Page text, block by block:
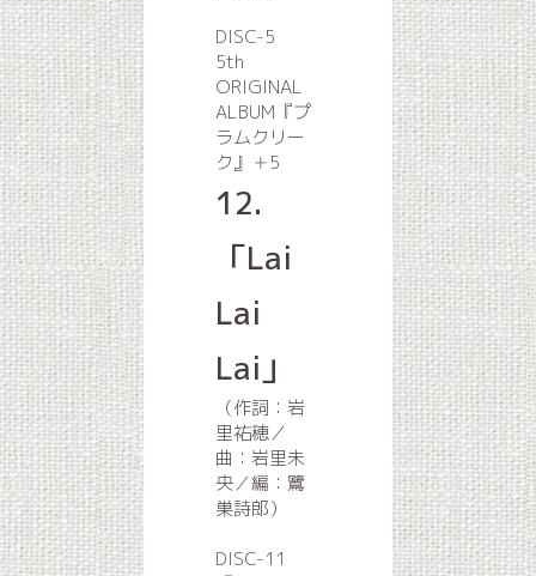
DISC-5
5th
ORIGINAL
ALBUM『プ
ラムクリー
ク』＋5
12.
「Lai
Lai
Lai」
（作詞：岩
里祐穂／
曲：岩里未
央／編：鷺
巣詩郎）
DISC-11